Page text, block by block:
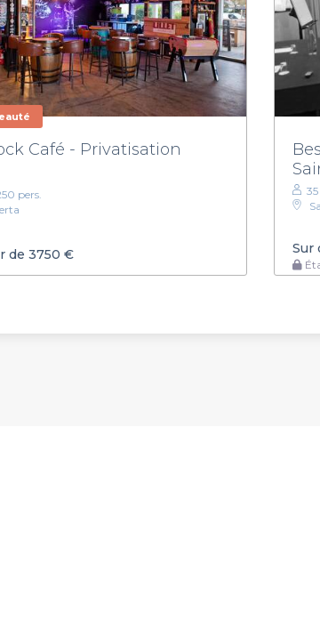
Café - Privatisation
pers.
de 3750 € Sur